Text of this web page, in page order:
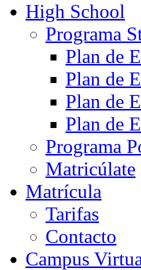
High School
Programa
Plan de
Plan de
Plan de
Plan de
Programa
Matricúlate
Matrícula
Tarifas
Contacto
Campus